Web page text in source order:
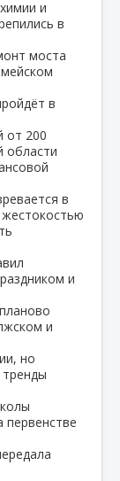
и
в
моста
в
от 200
области
в
и
и
но
первенстве